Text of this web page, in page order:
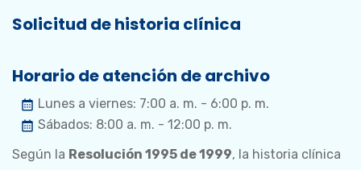
Solicitud de historia clínica
Horario de atención de archivo
Lunes a viernes: 7:00 a. m. - 6:00 p. m.
Sábados: 8:00 a. m. - 12:00 p. m.
Según la Resolución 1995 de 1999, la historia clínica